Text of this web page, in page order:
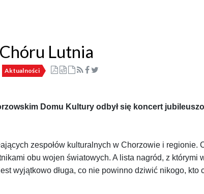
Lutnia
Aktualności
Domu Kultury odbył się koncert
zespołów kulturalnych w Chorzowie i regionie.
obu wojen światowych. A lista nagród, z którymi
wyjątkowo długa, co nie powinno dziwić nikogo, kto